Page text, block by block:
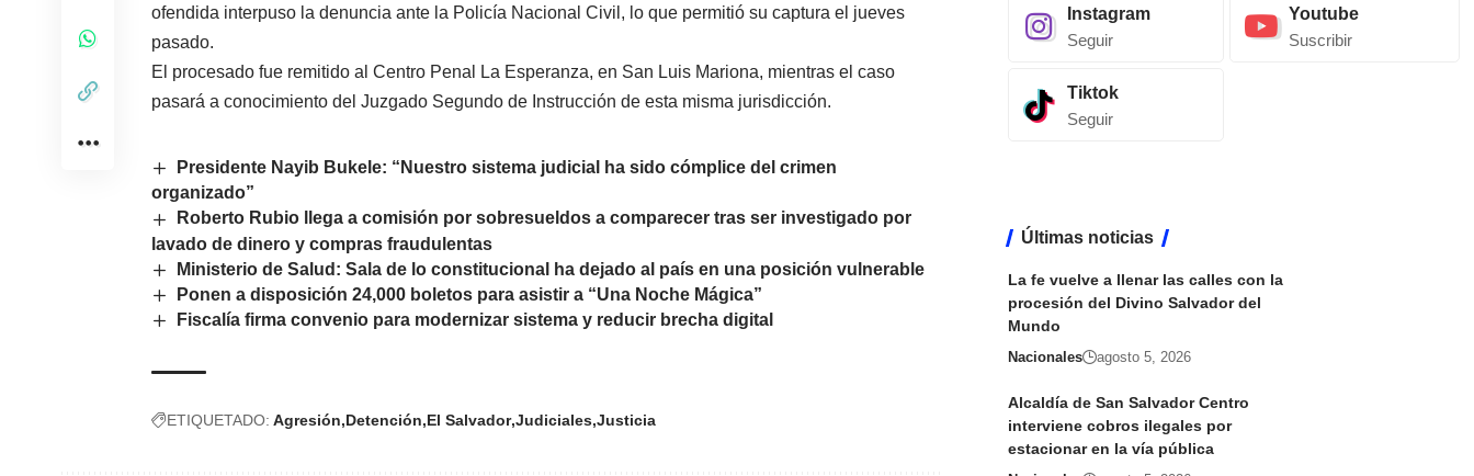
ofendida interpuso la denuncia ante la Policía Nacional Civil, lo que permitió su captura el jueves
pasado.
El procesado fue remitido al Centro Penal La Esperanza, en San Luis Mariona, mientras el caso
pasará a conocimiento del Juzgado Segundo de Instrucción de esta misma jurisdicción.
Presidente Nayib Bukele: “Nuestro sistema judicial ha sido cómplice del crimen
organizado”
Roberto Rubio llega a comisión por sobresueldos a comparecer tras ser investigado por
lavado de dinero y compras fraudulentas
Ministerio de Salud: Sala de lo constitucional ha dejado al país en una posición vulnerable
Ponen a disposición 24,000 boletos para asistir a “Una Noche Mágica”
Fiscalía firma convenio para modernizar sistema y reducir brecha digital
ETIQUETADO: Agresión Detención El Salvador Judiciales Justicia
Instagram
Seguir
Youtube
Suscribir
Tiktok
Seguir
Últimas noticias
La fe vuelve a llenar las calles con la
procesión del Divino Salvador del
Mundo
Nacionales agosto 5, 2026
Alcaldía de San Salvador Centro
interviene cobros ilegales por
estacionar en la vía pública